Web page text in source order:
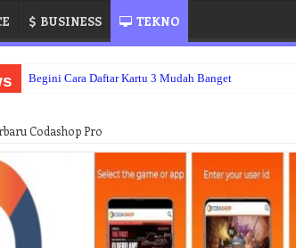
BUSINESS TEKNO
Begini Cara Daftar Kartu 3 Mudah Banget
Codashop Pro